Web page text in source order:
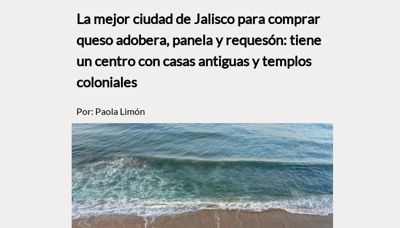
La mejor ciudad de Jalisco para comprar
queso adobera, panela y requesón: tiene
un centro con casas antiguas y templos
coloniales
Por: Paola Limón